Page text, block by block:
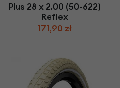
Plus 28 x 2.00 (50-622)
Reflex
171,90 zł